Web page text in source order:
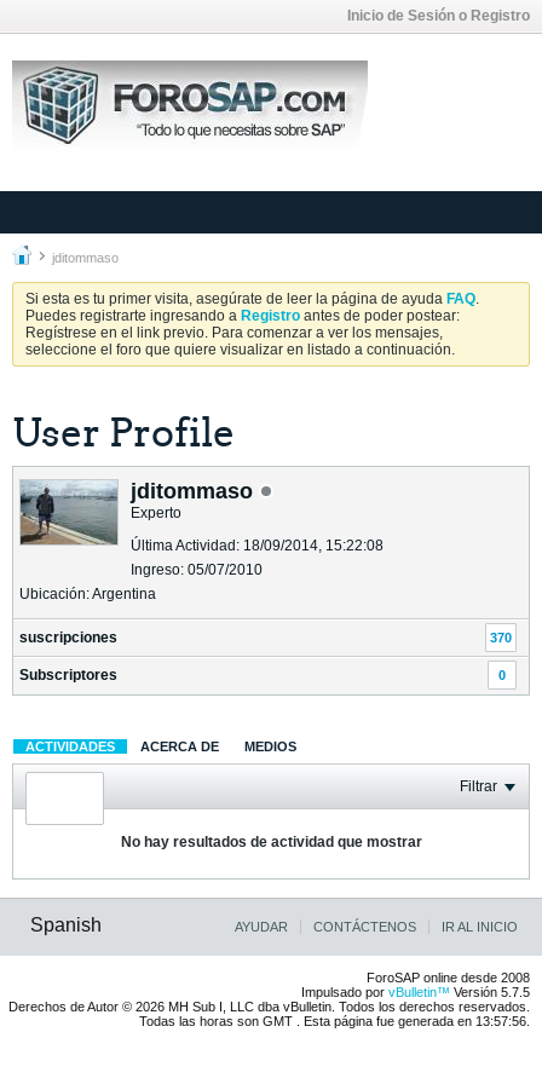
Inicio de Sesión o Registro
jditommaso
Si esta es tu primer visita, asegúrate de leer la página de ayuda FAQ.
Puedes registrarte ingresando a Registro antes de poder postear:
Regístrese en el link previo. Para comenzar a ver los mensajes,
seleccione el foro que quiere visualizar en listado a continuación.
User Profile
jditommaso
Experto
Última Actividad: 18/09/2014, 15:22:08
Ingreso: 05/07/2010
Ubicación: Argentina
suscripciones 370
Subscriptores 0
ACTIVIDADES ACERCA DE MEDIOS
Filtrar
No hay resultados de actividad que mostrar
Spanish AYUDAR CONTÁCTENOS IR AL INICIO
ForoSAP online desde 2008
Impulsado por vBulletin™ Versión 5.7.5
Derechos de Autor © 2026 MH Sub I, LLC dba vBulletin. Todos los derechos reservados.
Todas las horas son GMT . Esta página fue generada en 13:57:56.